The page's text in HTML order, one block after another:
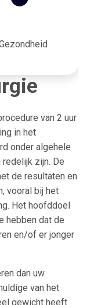
van 2 uur
in het
onder algehele
zijn. De
de resultaten en
vooral bij het
Het hoofddoel
hebben dat de
en/of er jonger
dan uw
van het
gewicht heeft